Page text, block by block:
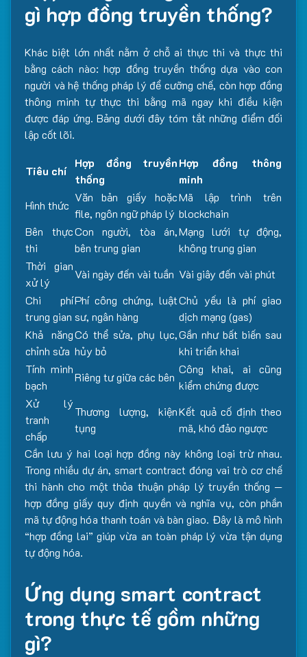
gì hợp đồng truyền thống?
Khác biệt lớn nhất nằm ở chỗ ai thực thi và thực thi
bằng cách nào: hợp đồng truyền thống dựa vào con
người và hệ thống pháp lý để cưỡng chế, còn hợp đồng
thông minh tự thực thi bằng mã ngay khi điều kiện
được đáp ứng. Bảng dưới đây tóm tắt những điểm đối
lập cốt lõi.
Tiêu chí
Hợp đồng truyền
thống
Hợp đồng thông
minh
Hình thức
Văn bản giấy hoặc
file, ngôn ngữ pháp lý
Mã lập trình trên
blockchain
Bên thực
thi
Con người, tòa án,
bên trung gian
Mạng lưới tự động,
không trung gian
Thời gian
xử lý
Vài ngày đến vài tuần Vài giây đến vài phút
Chi phí
trung gian
Phí công chứng, luật
sư, ngân hàng
Chủ yếu là phí giao
dịch mạng (gas)
Khả năng
chỉnh sửa
Có thể sửa, phụ lục,
hủy bỏ
Gần như bất biến sau
khi triển khai
Tính minh
bạch
Riêng tư giữa các bên
Công khai, ai cũng
kiểm chứng được
Xử lý
tranh
chấp
Thương lượng, kiện
tụng
Kết quả cố định theo
mã, khó đảo ngược
Cần lưu ý hai loại hợp đồng này không loại trừ nhau.
Trong nhiều dự án, smart contract đóng vai trò cơ chế
thi hành cho một thỏa thuận pháp lý truyền thống —
hợp đồng giấy quy định quyền và nghĩa vụ, còn phần
mã tự động hóa thanh toán và bàn giao. Đây là mô hình
“hợp đồng lai” giúp vừa an toàn pháp lý vừa tận dụng
tự động hóa.
Ứng dụng smart contract
trong thực tế gồm những
gì?